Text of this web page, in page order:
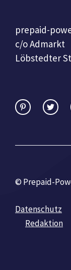
prepaid-
c/o Admarkt
Löbstedter
© Prepaid-
Datenschutz
Redaktion